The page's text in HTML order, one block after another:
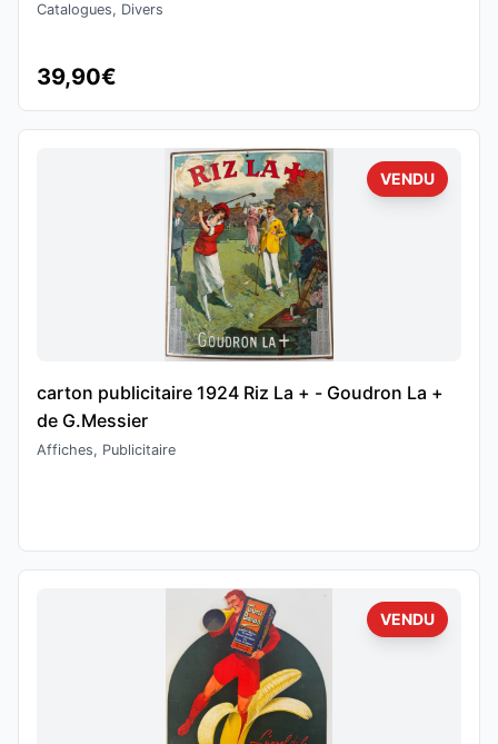
Catalogues, Divers
39,90€
VENDU
carton publicitaire 1924 Riz La + - Goudron La +
de G.Messier
Affiches, Publicitaire
VENDU